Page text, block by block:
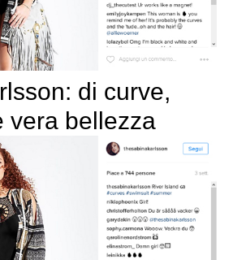
di curve,
vera bellezza